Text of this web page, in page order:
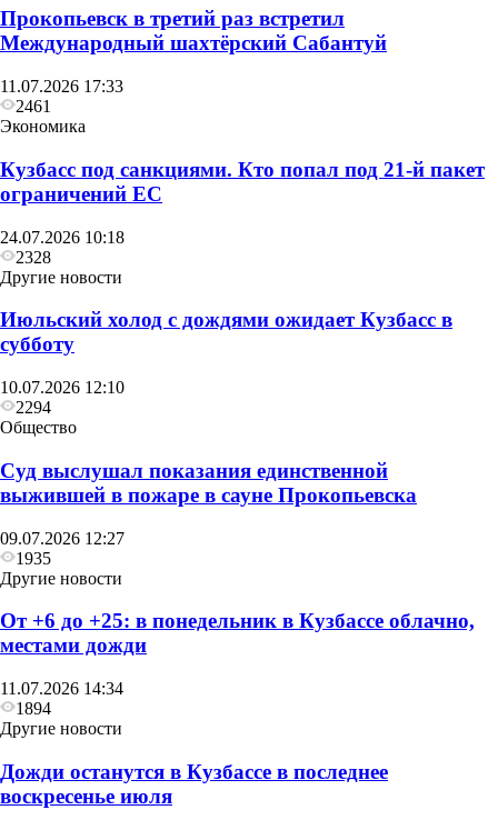
Общество
Глава Прокопьевска рассказал, как
преображается Сквер «Школьный»
Прокопьевск в третий раз встретил
Международный шахтёрский Сабантуй
11.07.2026 17:33
2461
Экономика
Кузбасс под санкциями. Кто попал под 21‑й пакет
ограничений ЕС
24.07.2026 10:18
2328
Другие новости
Июльский холод с дождями ожидает Кузбасс в
субботу
10.07.2026 12:10
2294
Общество
Суд выслушал показания единственной
выжившей в пожаре в сауне Прокопьевска
09.07.2026 12:27
1935
Другие новости
От +6 до +25: в понедельник в Кузбассе облачно,
местами дожди
11.07.2026 14:34
1894
Другие новости
Дожди останутся в Кузбассе в последнее
воскресенье июля